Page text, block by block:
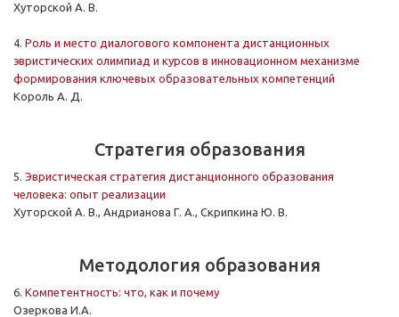
Хуторской А. В.
4. Роль и место диалогового компонента дистанционных
эвристических олимпиад и курсов в инновационном механизме
формирования ключевых образовательных компетенций
Король А. Д.
Стратегия образования
5. Эвристическая стратегия дистанционного образования
человека: опыт реализации
Хуторской А. В., Андрианова Г. А., Скрипкина Ю. В.
Методология образования
6. Компетентность: что, как и почему
Озеркова И.А.